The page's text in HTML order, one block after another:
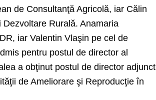
de Consultanţă Agricolă, iar Călin
Rurală. Anamaria
iar Valentin Vlaşin pe cel de
pentru postul de director al
a obţinut postul de director adjunct
de Ameliorare şi Reproducţie în